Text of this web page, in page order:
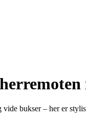
bukser – her er